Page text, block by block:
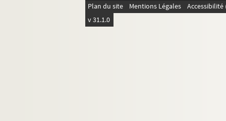
Plan du site Mentions Légales
v 31.1.0